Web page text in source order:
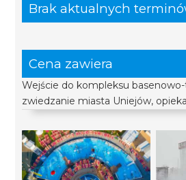
Brak aktualnych
Cena zawiera
Wejście do kompleksu
zwiedzanie miasta Uniejów,